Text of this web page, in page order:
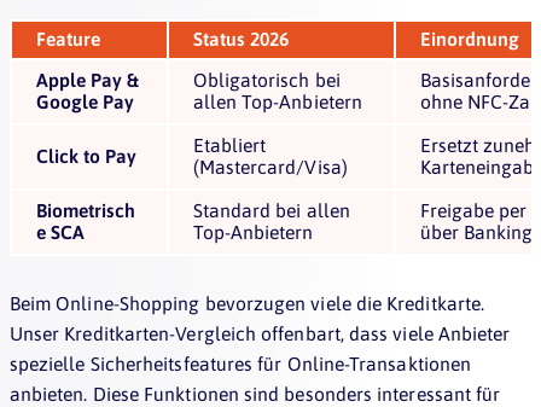
Feature Status 2026
Einordnung
Apple Pay &
Google Pay
Obligatorisch bei
allen Top-Anbietern
ohne NFC-
Click to Pay
Etabliert
(Mastercard/Visa)
Ersetzt
Biometrisch
e SCA
Standard bei allen
Top-Anbietern
Freigabe per
über
Beim Online-Shopping bevorzugen viele die Kreditkarte.
Unser Kreditkarten-Vergleich offenbart, dass viele Anbieter
spezielle Sicherheitsfeatures für Online-Transaktionen
anbieten. Diese Funktionen sind besonders interessant für